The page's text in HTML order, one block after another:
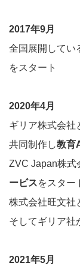
2017年9月
全国展開してい
をスタート
2020年4月
ギリア株式会社
共同制作し教育
ZVC Japan株式
ービスをスター
株式会社旺文社
そしてギリア社
2021年5月